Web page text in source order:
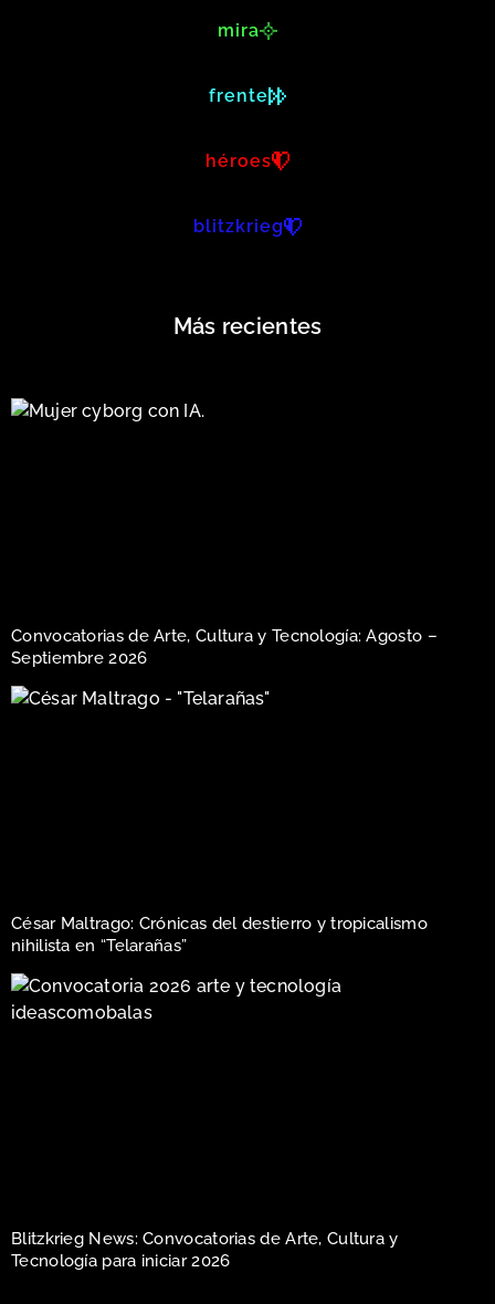
mira
frente
héroes
blitzkrieg
Más recientes
Convocatorias de Arte, Cultura y Tecnología: Agosto –
Septiembre 2026
César Maltrago: Crónicas del destierro y tropicalismo
nihilista en “Telarañas”
Blitzkrieg News: Convocatorias de Arte, Cultura y
Tecnología para iniciar 2026